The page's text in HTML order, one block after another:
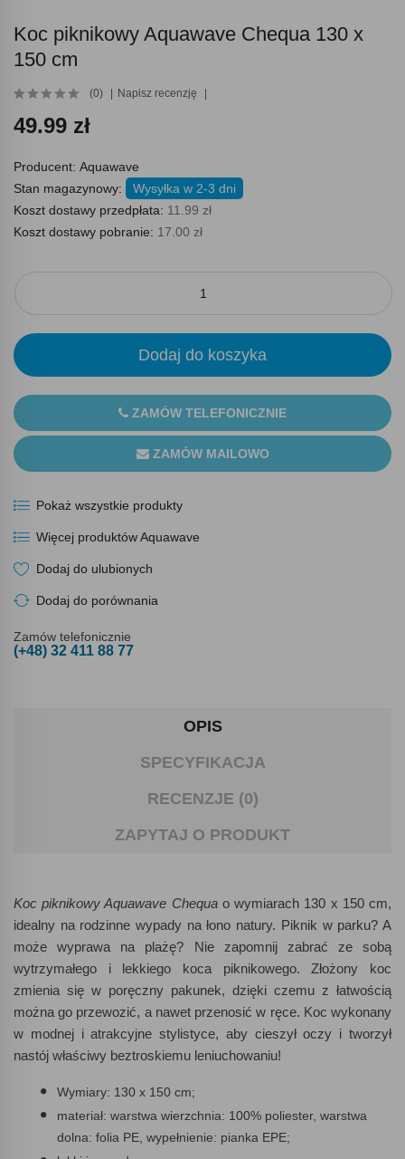
Koc piknikowy Aquawave Chequa 130 x
150 cm
(0) Napisz recenzję
49.99 zł
Producent: Aquawave
Stan magazynowy:
Wysyłka w 2-3 dni
Koszt dostawy przedpłata: 11.99 zł
Koszt dostawy pobranie: 17.00 zł
Dodaj do koszyka
ZAMÓW TELEFONICZNIE
ZAMÓW MAILOWO
Pokaż wszystkie produkty
Więcej produktów Aquawave
Dodaj do ulubionych
Dodaj do porównania
Zamów telefonicznie
(+48) 32 411 88 77
OPIS
SPECYFIKACJA
RECENZJE (0)
ZAPYTAJ O PRODUKT
Koc piknikowy Aquawave Chequa o wymiarach 130 x 150 cm,
idealny na rodzinne wypady na łono natury. Piknik w parku? A
może wyprawa na plażę? Nie zapomnij zabrać ze sobą
wytrzymałego i lekkiego koca piknikowego. Złożony koc
zmienia się w poręczny pakunek, dzięki czemu z łatwością
można go przewozić, a nawet przenosić w ręce. Koc wykonany
w modnej i atrakcyjne stylistyce, aby cieszył oczy i tworzył
nastój właściwy beztroskiemu leniuchowaniu!
Wymiary: 130 x 150 cm;
materiał: warstwa wierzchnia: 100% poliester, warstwa
dolna: folia PE, wypełnienie: pianka EPE;